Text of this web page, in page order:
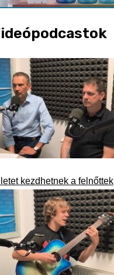
kezdhetnek a felnőttek